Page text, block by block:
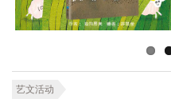
艺文活动